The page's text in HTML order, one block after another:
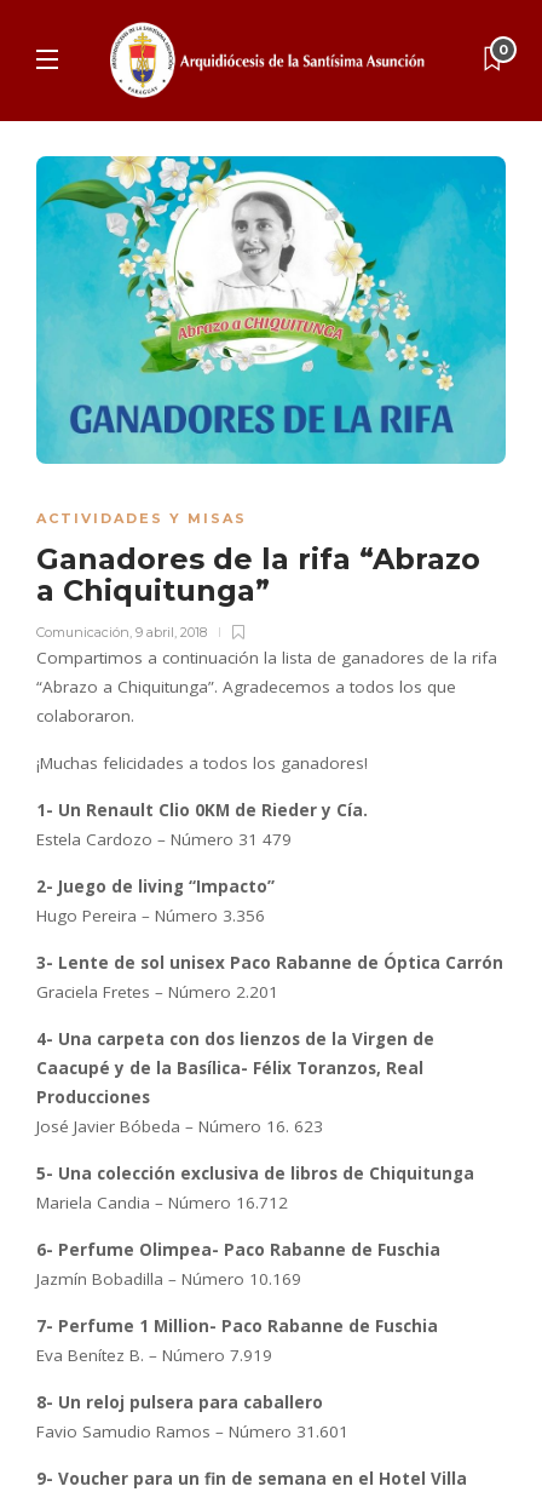
0
ACTIVIDADES Y MISAS
Ganadores de la rifa “Abrazo
a Chiquitunga”
Comunicación, 9 abril, 2018
Compartimos a continuación la lista de ganadores de la rifa
“Abrazo a Chiquitunga”. Agradecemos a todos los que
colaboraron.
¡Muchas felicidades a todos los ganadores!
1- Un Renault Clio 0KM de Rieder y Cía.
Estela Cardozo – Número 31 479
2- Juego de living “Impacto”
Hugo Pereira – Número 3.356
3- Lente de sol unisex Paco Rabanne de Óptica Carrón
Graciela Fretes – Número 2.201
4- Una carpeta con dos lienzos de la Virgen de
Caacupé y de la Basílica- Félix Toranzos, Real
Producciones
José Javier Bóbeda – Número 16. 623
5- Una colección exclusiva de libros de Chiquitunga
Mariela Candia – Número 16.712
6- Perfume Olimpea- Paco Rabanne de Fuschia
Jazmín Bobadilla – Número 10.169
7- Perfume 1 Million- Paco Rabanne de Fuschia
Eva Benítez B. – Número 7.919
8- Un reloj pulsera para caballero
Favio Samudio Ramos – Número 31.601
9- Voucher para un fin de semana en el Hotel Villa